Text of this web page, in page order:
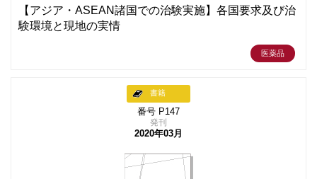
【アジア・ASEAN諸国での治験実施】各国要求及び治
験環境と現地の実情
医薬品
書籍
番号 P147
発刊
2020年03月